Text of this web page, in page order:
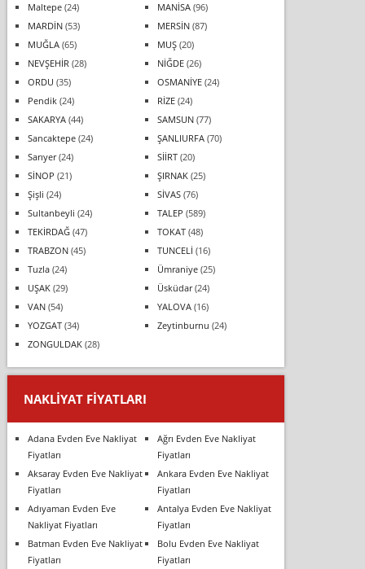
Maltepe(24) MANİSA(96)
MARDİN(53) MERSİN(87)
MUĞLA(65) MUŞ(20)
NEVŞEHİR (28) NİĞDE(26)
ORDU (35) OSMANİYE(24)
Pendik(24) RİZE(24)
SAKARYA(44) SAMSUN(77)
Sancaktepe(24) ŞANLIURFA(70)
Sarıyer(24) SİİRT(20)
SİNOP (21) ŞIRNAK(25)
Şişli (24) SİVAS(76)
Sultanbeyli (24) TALEP (589)
TEKİRDAĞ(47) TOKAT(48)
TRABZON(45) TUNCELİ (16)
Tuzla(24) Ümraniye(25)
UŞAK(29) Üsküdar(24)
VAN(54) YALOVA(16)
YOZGAT(34) Zeytinburnu (24)
ZONGULDAK(28)
NAKLIYAT FIYATLARI
Adana Evden Eve Nakliyat
Fiyatları
Ağrı Evden Eve Nakliyat
Fiyatları
Aksaray Evden Eve Nakliyat
Fiyatları
Ankara Evden Eve Nakliyat
Fiyatları
Adıyaman Evden Eve
Nakliyat Fiyatları
Antalya Evden Eve Nakliyat
Fiyatları
Batman Evden Eve Nakliyat
Fiyatları
Bolu Evden Eve Nakliyat
Fiyatları